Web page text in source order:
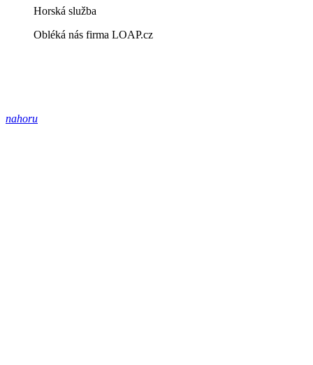
Horská služba
Obléká nás firma LOAP.cz
nahoru